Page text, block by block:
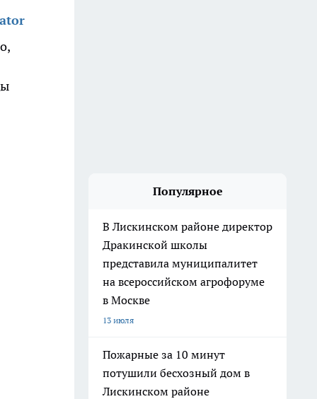
Популярное
В Лискинском районе директор
Дракинской школы
представила муниципалитет
на всероссийском агрофоруме
в Москве
13 июля
Пожарные за 10 минут
потушили бесхозный дом в
Лискинском районе